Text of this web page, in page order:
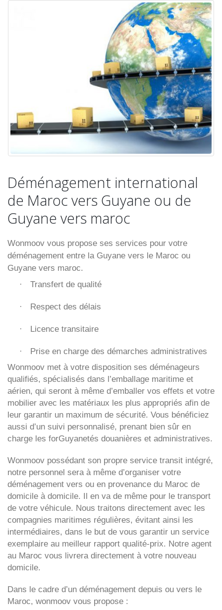
Déménagement international
de Maroc vers Guyane ou de
Guyane vers maroc
Wonmoov vous propose ses services pour votre
déménagement entre la Guyane vers le Maroc ou
Guyane vers maroc.
· Transfert de qualité
· Respect des délais
· Licence transitaire
·
Prise en charge des démarches administratives
Wonmoov met à votre disposition ses déménageurs
qualifiés, spécialisés dans l’emballage maritime et
aérien, qui seront à même d’emballer vos effets et votre
mobilier avec les matériaux les plus appropriés afin de
leur garantir un maximum de sécurité. Vous bénéficiez
aussi d’un suivi personnalisé, prenant bien sûr en
charge les forGuyanetés douanières et administratives.
Wonmoov possédant son propre service transit intégré,
notre personnel sera à même d’organiser votre
déménagement vers ou en provenance du Maroc de
domicile à domicile. Il en va de même pour le transport
de votre véhicule. Nous traitons directement avec les
compagnies maritimes régulières, évitant ainsi les
intermédiaires, dans le but de vous garantir un service
exemplaire au meilleur rapport qualité-prix. Notre agent
au Maroc vous livrera directement à votre nouveau
domicile.
Dans le cadre d’un déménagement depuis ou vers le
Maroc, wonmoov vous propose :